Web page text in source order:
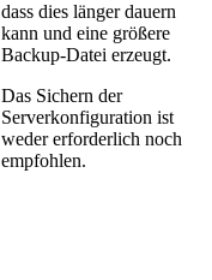
dass dies länger dauern
kann und eine größere
Backup-Datei erzeugt.
Das Sichern der
Serverkonfiguration ist
weder erforderlich noch
empfohlen.